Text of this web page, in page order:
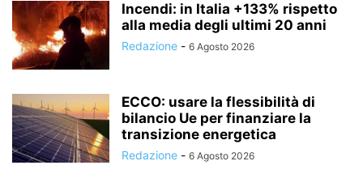
Incendi: in Italia +133% rispetto
alla media degli ultimi 20 anni
Redazione - 6 Agosto 2026
ECCO: usare la flessibilità di
bilancio Ue per finanziare la
transizione energetica
Redazione - 6 Agosto 2026